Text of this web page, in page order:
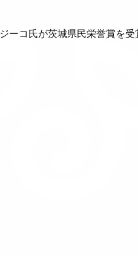
ジーコ氏が茨城県民栄誉賞を受